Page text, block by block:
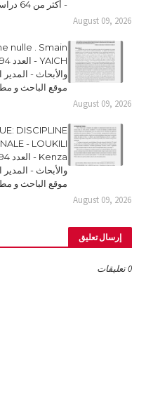
- أكثر من 64 دراسة علمية
August 09, 2026
nulle . Smain
والأبحاث -
موقع الباحث و مطبعة
August 09, 2026
DISCIPLINE
- LOUKILI
والأبحاث -
موقع الباحث و مطبعة
August 09, 2026
إرسال تعليق
0 تعليقات